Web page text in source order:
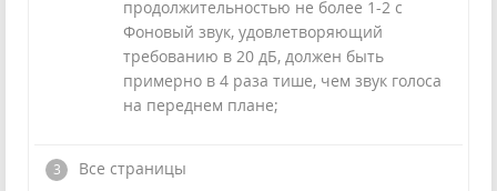
продолжительностью не более 1-2 с
Фоновый звук, удовлетворяющий
требованию в 20 дБ, должен быть
примерно в 4 раза тише, чем звук голоса
на переднем плане;
Все страницы